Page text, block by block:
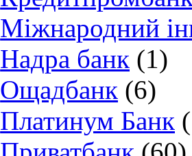
Міжнародний
Надра банк (1)
Ощадбанк (6)
Платинум Банк